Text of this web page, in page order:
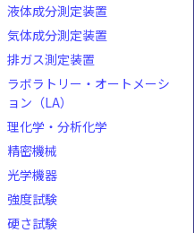
液体成分測定装置
気体成分測定装置
排ガス測定装置
ラボラトリー・オートメーシ
ョン（LA）
理化学・分析化学
精密機械
光学機器
強度試験
硬さ試験